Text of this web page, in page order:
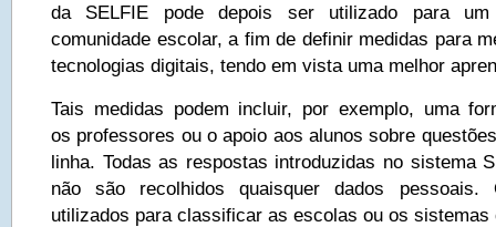
da SELFIE pode depois ser utilizado para
comunidade escolar, a fim de definir medidas para
tecnologias digitais, tendo em vista uma melhor
Tais medidas podem incluir, por exemplo, uma
os professores ou o apoio aos alunos sobre
linha. Todas as respostas introduzidas no sistema
não são recolhidos quaisquer dados
utilizados para classificar as escolas ou os sistemas